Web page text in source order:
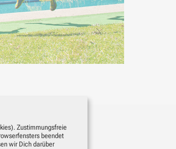
Zustimmungsfreie
beendet
wir Dich darüber